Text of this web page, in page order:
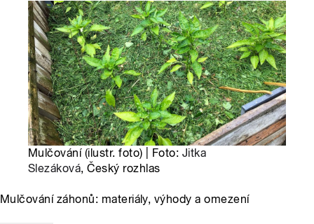
Mulčování (ilustr. foto) | Foto: Jitka
Slezáková, Český rozhlas
Mulčování záhonů: materiály, výhody a omezení